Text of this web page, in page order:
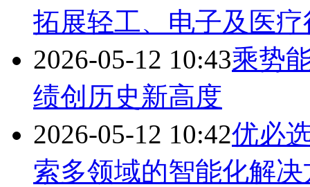
拓展轻工、电子及医疗
2026-05-12 10:43乘势
绩创历史新高度
2026-05-12 10:42优必
索多领域的智能化解决